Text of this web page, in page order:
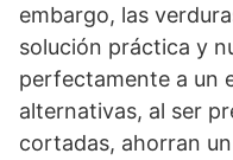
embargo, las
solución práctica y
perfectamente a un
alternativas, al ser
cortadas, ahorran